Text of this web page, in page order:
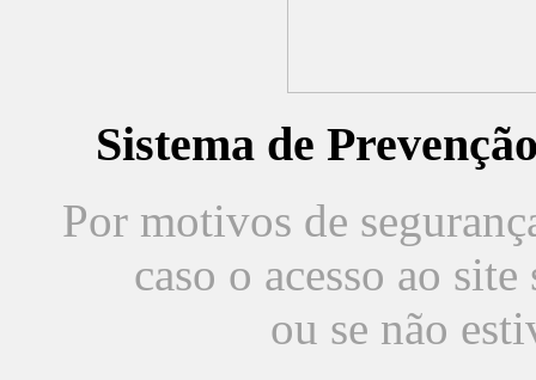
Sistema de
Por motivos de
caso o acesso ao
ou se não